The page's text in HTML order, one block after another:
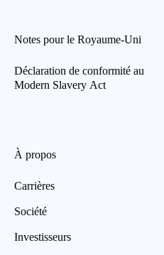
Notes pour le Royaume-Uni
Déclaration de conformité au
Modern Slavery Act
À propos
Carrières
Société
Investisseurs